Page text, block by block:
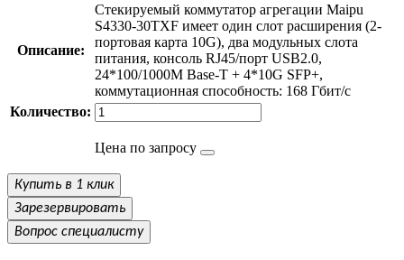
Описание:
Стекируемый коммутатор агрегации Maipu
S4330-30TXF имеет один слот расширения (2-
портовая карта 10G), два модульных слота
питания, консоль RJ45/порт USB2.0,
24*100/1000M Base-T + 4*10G SFP+,
коммутационная способность: 168 Гбит/с
Количество:
Цена по запросу
Купить в 1 клик
Зарезервировать
Вопрос специалисту